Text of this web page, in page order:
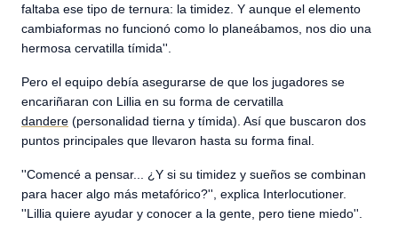
faltaba ese tipo de ternura: la timidez. Y aunque el elemento
cambiaformas no funcionó como lo planeábamos, nos dio una
hermosa cervatilla tímida''.
Pero el equipo debía asegurarse de que los jugadores se
encariñaran con Lillia en su forma de cervatilla
dandere (personalidad tierna y tímida). Así que buscaron dos
puntos principales que llevaron hasta su forma final.
''Comencé a pensar... ¿Y si su timidez y sueños se combinan
para hacer algo más metafórico?'', explica Interlocutioner.
''Lillia quiere ayudar y conocer a la gente, pero tiene miedo''.